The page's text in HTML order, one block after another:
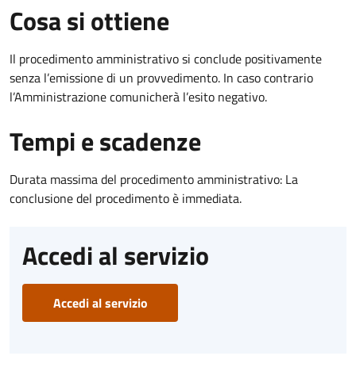
Cosa si ottiene
Il procedimento amministrativo si conclude positivamente
senza l’emissione di un provvedimento. In caso contrario
l’Amministrazione comunicherà l’esito negativo.
Tempi e scadenze
Durata massima del procedimento amministrativo: La
conclusione del procedimento è immediata.
Accedi al servizio
Accedi al servizio